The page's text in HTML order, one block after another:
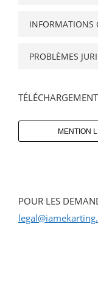
INFORMATIONS
PROBLÈMES
TÉLÉCHARGEMENT
MENTION
POUR LES